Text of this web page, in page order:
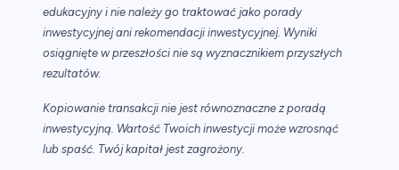
edukacyjny i nie należy go traktować jako porady
inwestycyjnej ani rekomendacji inwestycyjnej. Wyniki
osiągnięte w przeszłości nie są wyznacznikiem przyszłych
rezultatów.
Kopiowanie transakcji nie jest równoznaczne z poradą
inwestycyjną. Wartość Twoich inwestycji może wzrosnąć
lub spaść. Twój kapitał jest zagrożony.